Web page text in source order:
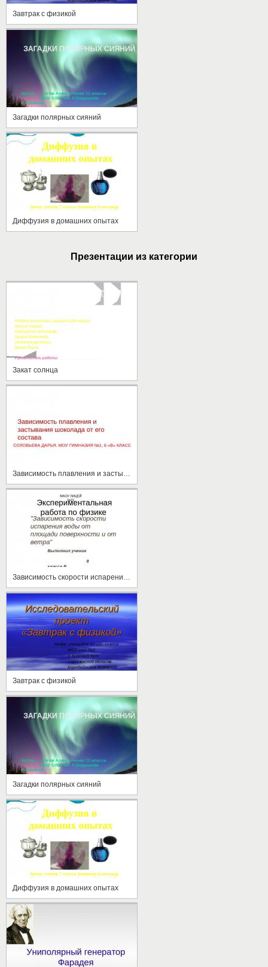
Завтрак с физикой
Загадки полярных сияний
Диффузия в домашних опытах
Презентации из категории
Закат солнца
Завтрак с физикой
Загадки полярных сияний
Диффузия в домашних опытах